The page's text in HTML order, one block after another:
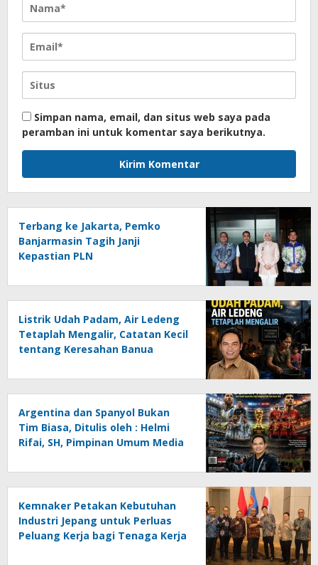
Simpan nama, email, dan situs web saya pada
peramban ini untuk komentar saya berikutnya.
Terbang ke Jakarta, Pemko
Banjarmasin Tagih Janji
Kepastian PLN
Listrik Udah Padam, Air Ledeng
Tetaplah Mengalir, Catatan Kecil
tentang Keresahan Banua
Ancaman Lingkungan, Oleh :
Helmi Rifai, SH
Argentina dan Spanyol Bukan
Tim Biasa, Ditulis oleh : Helmi
Rifai, SH, Pimpinan Umum Media
Kemnaker Petakan Kebutuhan
Industri Jepang untuk Perluas
Peluang Kerja bagi Tenaga Kerja